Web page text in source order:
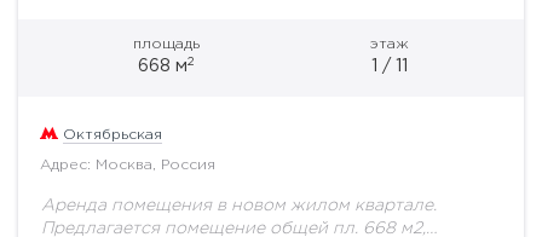
площадь
668 м2
этаж
1 / 11
Октябрьская
Адрес: Москва, Россия
Аренда помещения в новом жилом квартале.
Предлагается помещение общей пл. 668 м2,